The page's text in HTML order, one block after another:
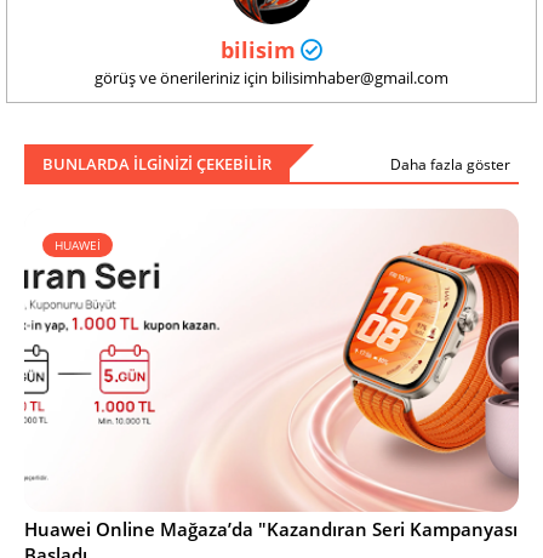
bilisim
görüş ve önerileriniz için bilisimhaber@gmail.com
BUNLARDA ILGINIZI ÇEKEBILIR Daha fazla göster
HUAWEİ
Huawei Online Mağaza’da "Kazandıran Seri Kampanyası